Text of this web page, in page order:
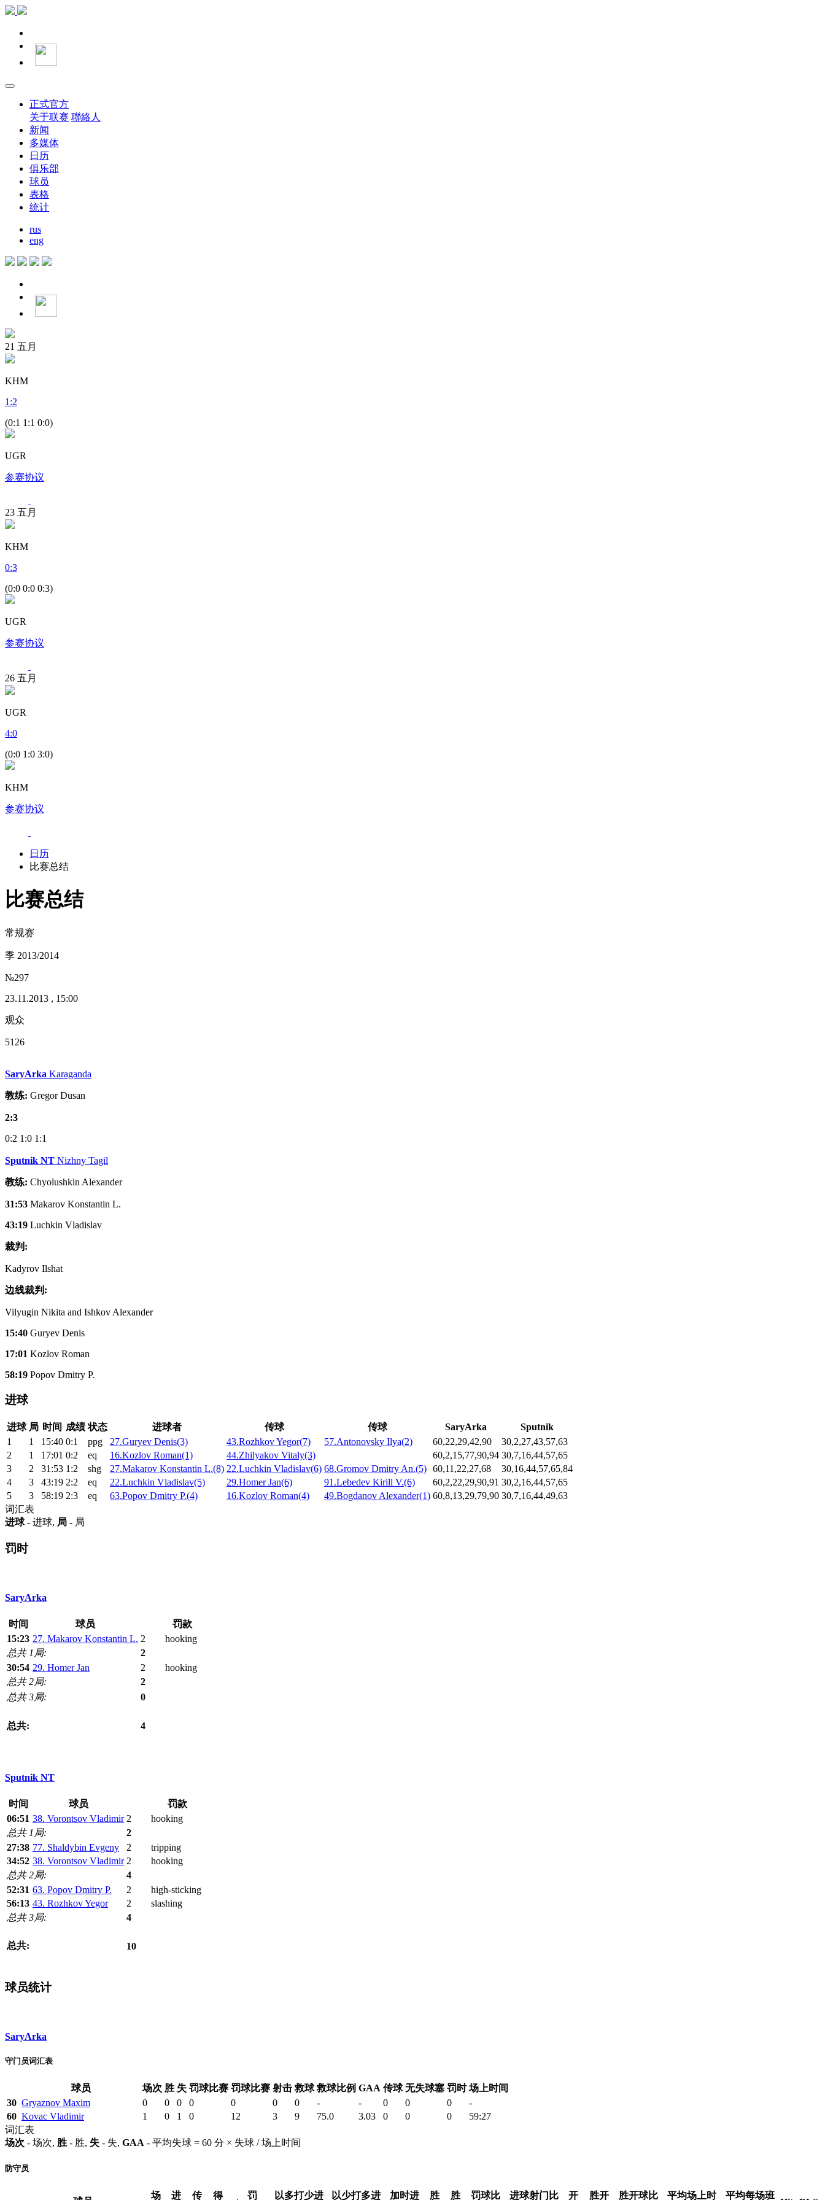
正式官方
关于联赛 聯絡人
新闻
多媒体
日历
俱乐部
球员
表格
统计
rus
eng
21 五月
KHM
1 :2
(0:1 1:1 0:0)
UGR
参赛协议
23 五月
KHM
0:3
(0:0 0:0 0:3)
UGR
参赛协议
26 五月
UGR
4:0
(0:0 1:0 3:0)
KHM
参赛协议
日历
比赛总结
比赛总结
常规赛
季 2013/2014
№297
23.11.2013 , 15:00
观众
5126
SaryArka Karaganda
教练: Gregor Dusan
2:3
0:2 1:0 1:1
Sputnik NT Nizhny Tagil
教练: Chyolushkin Alexander
31:53 Makarov Konstantin L.
43:19 Luchkin Vladislav
裁判:
Kadyrov Ilshat
边线裁判:
Vilyugin Nikita and Ishkov Alexander
15:40 Guryev Denis
17:01 Kozlov Roman
58:19 Popov Dmitry P.
进球
进球 局 时间 成绩 状态 进球者 传球 传球 SaryArka
Sputnik
1
1 15:40 0:1 ppg 27.Guryev Denis(3) 43.Rozhkov Yegor(7) 57.Antonovsky Ilya(2) 60,22,29,42,90
30,2,27,43,57,63
2
1 17:01 0:2 eq 16.Kozlov Roman(1) 44.Zhilyakov Vitaly(3) 60,2,15,77,90,94 30,7,16,44,57,65
3
2 31:53 1:2 shg 27.Makarov Konstantin L.(8) 22.Luchkin Vladislav(6) 68.Gromov Dmitry An.(5) 60,11,22,27,68
30,16,44,57,65,84
4
3 43:19 2:2 eq 22.Luchkin Vladislav(5) 29.Homer Jan(6) 91.Lebedev Kirill V.(6) 60,2,22,29,90,91 30,2,16,44,57,65
5
3 58:19 2:3 eq 63.Popov Dmitry P.(4) 16.Kozlov Roman(4) 49.Bogdanov Alexander(1) 60,8,13,29,79,90 30,7,16,44,49,63
词汇表
进球- 进球, 局 - 局
罚时
SaryArka
时间 球员
罚款
15:23 27. Makarov Konstantin L. 2
hooking
总共 1局:
2
30:54 29. Homer Jan 2
hooking
总共 2局:
2
总共 3局:
0
总共: 4
Sputnik NT
时间 球员
罚款
06:51 38. Vorontsov Vladimir 2
hooking
总共 1局:
2
27:38 77. Shaldybin Evgeny 2
tripping
34:52 38. Vorontsov Vladimir 2
hooking
总共 2局:
4
52:31 63. Popov Dmitry P. 2
high-sticking
56:13 43. Rozhkov Yegor 2
slashing
总共 3局:
4
总共: 10
球员统计
SaryArka
守门员词汇表
球员 场次 胜 失 罚球比赛 罚球比赛 射击 救球 救球比例 GAA 传球 无失球塞 罚时 场上时间
30 Gryaznov Maxim 0 0 0 0 0 0 0 - - 0 0 0
-
60 Kovac Vladimir 1 0 1 0 12 3 9 75.0 3.03 0 0 0
59:27
词汇表
场次 - 场次, 胜 - 胜, 失 - 失, GAA - 平均失球 = 60 分 × 失球 / 场上时间
防守员
场 进 传 得 罚 以多打少进 以少打多进 加时进 胜 胜 罚球比 进球射门比 开 胜开 胜开球比 平均场上时 平均每场班